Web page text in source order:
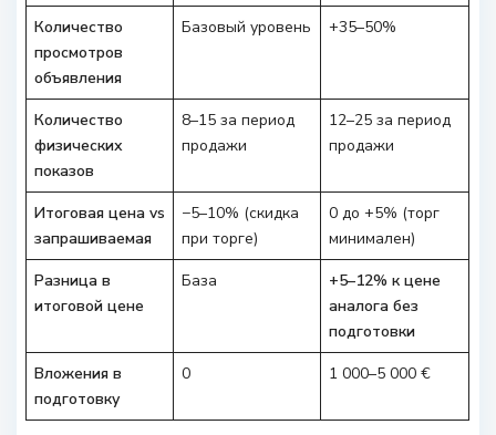
Количество
просмотров
объявления
Базовый уровень +35–50%
Количество
физических
показов
8–15 за период
продажи
12–25 за период
продажи
Итоговая цена vs
запрашиваемая
−5–10% (скидка
при торге)
0 до +5% (торг
минимален)
Разница в
итоговой цене
База
+5–12% к цене
аналога без
подготовки
Вложения в
подготовку
0 1 000–5 000 €